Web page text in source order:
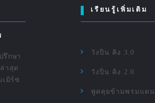
รึกษา
าสุด
เมิร์ซ
เรียนรู้เพิ่มเติม
วังปิ่น คิง 3.0
วังปิ่น คิง 2.0
พูดคุยข้ามพรมแดน